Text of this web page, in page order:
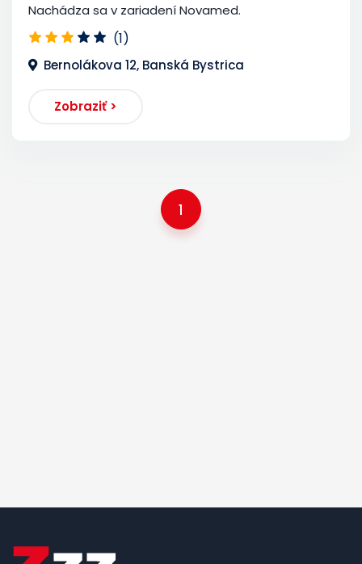
Nachádza sa v zariadení Novamed.
(1)
Bernolákova 12, Banská Bystrica
Zobraziť >
1